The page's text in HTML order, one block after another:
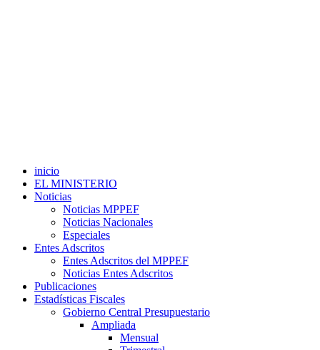
inicio
EL MINISTERIO
Noticias
Noticias MPPEF
Noticias Nacionales
Especiales
Entes Adscritos
Entes Adscritos del MPPEF
Noticias Entes Adscritos
Publicaciones
Estadísticas Fiscales
Gobierno Central Presupuestario
Ampliada
Mensual